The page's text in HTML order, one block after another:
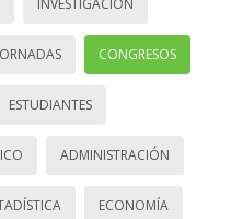
INVESTIGACIÓN
CONGRESOS
ESTUDIANTES
ADMINISTRACIÓN
ECONOMÍA